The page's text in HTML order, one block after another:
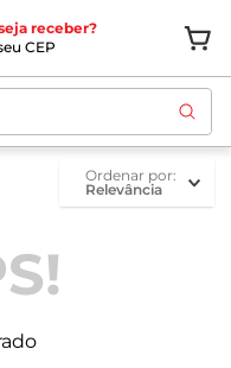
receber?
CEP
ordenar por
Relevância